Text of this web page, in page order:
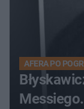
AFERA PO